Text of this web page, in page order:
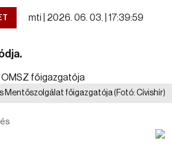
mti | 2026. 06. 03. | 17:39:59
Mentőszolgálat főigazgatója(Fotó: Cívishír)